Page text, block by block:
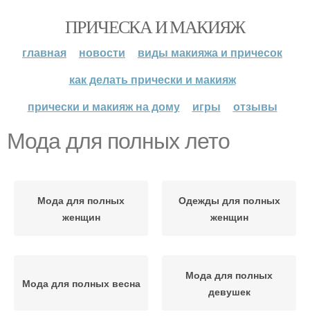
ПРИЧЕСКА И МАКИЯЖ
главная новости
виды макияжа и причесок
как делать прически и макияж
прически и макияж на дому
игры отзывы
Мода для полных лето
Мода для полных
женщин
Одежды для полных
женщин
Мода для полных весна
Мода для полных
девушек